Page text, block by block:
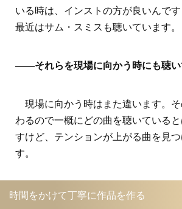
いる時は、インストの方が良いんで
最近はサム・スミスも聴いています。
――それらを現場に向かう時にも聴い
現場に向かう時はまた違います。
わるので一概にどの曲を聴いている
すけど、テンションが上がる曲を見
す。
時間をかけて丁寧に作品を作る